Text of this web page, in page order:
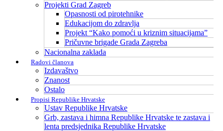
Projekti Grad Zagreb
Opasnosti od pirotehnike
Edukacijom do zdravlja
Projekt “Kako pomoći u kriznim situacijama”
Pričuvne brigade Grada Zagreba
Nacionalna zaklada
Radovi članova
Izdavaštvo
Znanost
Ostalo
Propisi Republike Hrvatske
Ustav Republike Hrvatske
Grb, zastava i himna Republike Hrvatske te zastava i
lenta predsjednika Republike Hrvatske